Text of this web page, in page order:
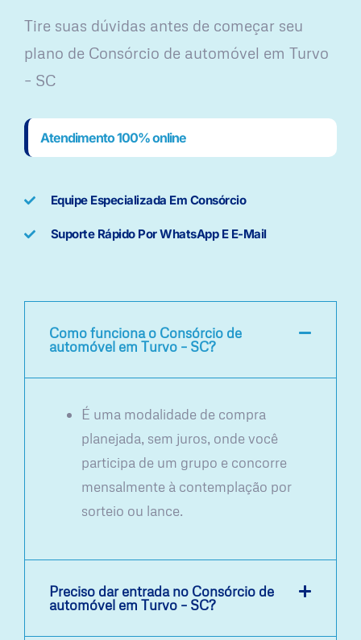
Tire suas dúvidas antes de começar seu
plano ​de Consórcio de automóvel em Turvo
– SC
Atendimento 100% online
Equipe Especializada Em Consórcio
Suporte Rápido Por WhatsApp E E-Mail
Como funciona o Consórcio de
automóvel em Turvo – SC?
É uma modalidade de compra
planejada, sem juros, onde você
participa de um grupo e concorre
mensalmente à contemplação por
sorteio ou lance.
Preciso dar entrada no Consórcio de
automóvel em Turvo – SC?